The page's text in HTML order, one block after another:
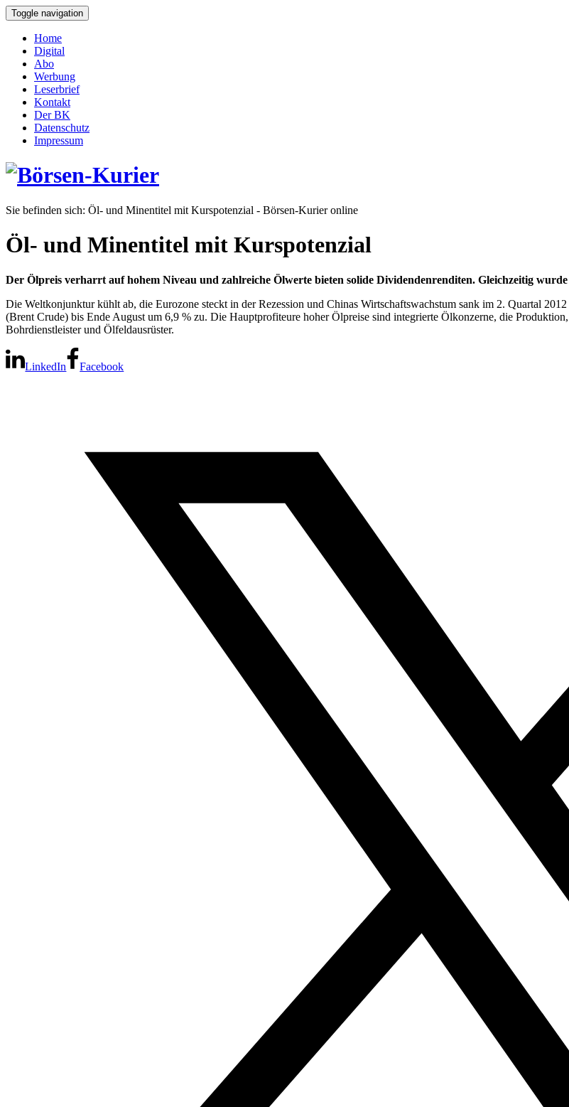
Toggle navigation
Home
Digital
Abo
Werbung
Leserbrief
Kontakt
Der BK
Datenschutz
Impressum
Sie befinden sich: Öl- und Minentitel mit Kurspotenzial - Börsen-Kurier online
Öl- und Minentitel mit Kurspotenzial
Der Ölpreis verharrt auf hohem Niveau und zahlreiche Ölwerte bieten solide Dividendenrenditen. Gleichzeitig
Die Weltkonjunktur kühlt ab, die Eurozone steckt in der Rezession und Chinas Wirtschaftswachstum sank im 2. Quartal
(Brent Crude) bis Ende August um 6,9 % zu. Die Hauptprofiteure hoher Ölpreise sind integrierte Ölkonzerne, die
Bohrdienstleister und Ölfeldausrüster.
LinkedIn Facebook